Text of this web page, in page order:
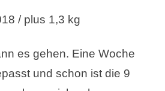
/ plus 1,3 kg
es gehen. Eine Woche
und schon ist die 9